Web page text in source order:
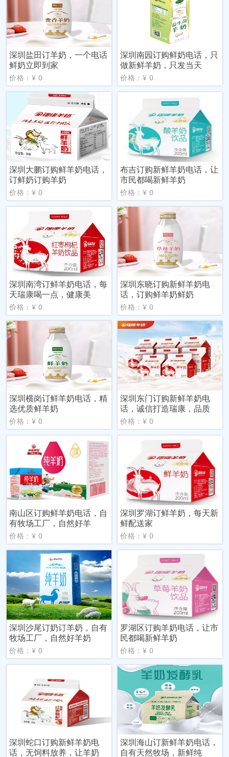
深圳盐田订羊奶，一个电话
鲜奶立即到家
价格：¥ 0
深圳南园订购鲜奶电话，只
做新鲜羊奶，只发当天
价格：¥ 0
深圳大鹏订购鲜羊奶电话，
订鲜奶订购羊奶
价格：¥ 0
布吉订购新鲜羊奶电话，让
市民都喝新鲜羊奶
价格：¥ 0
深圳南湾订鲜羊奶电话，每
天瑞康喝一点，健康美
价格：¥ 0
深圳东晓订购新鲜羊奶电
话，订购鲜羊奶鲜奶
价格：¥ 0
深圳横岗订鲜羊奶电话，精
选优质鲜羊奶
价格：¥ 0
深圳东门订购新鲜羊奶电
话，诚信打造瑞康，品质
价格：¥ 0
南山区订购鲜羊奶电话，自
有牧场工厂，自然好羊
价格：¥ 0
深圳罗湖订鲜羊奶，每天新
鲜配送家
价格：¥ 0
深圳沙尾订奶订羊奶，自有
牧场工厂，自然好羊奶
价格：¥ 0
罗湖区订购羊奶电话，让市
民都喝新鲜羊奶
价格：¥ 0
深圳蛇口订购新鲜羊奶电
话，无饲料放养，让羊奶
深圳海山订新鲜羊奶电话，
自有天然牧场，新鲜纯